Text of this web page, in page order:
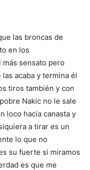
las broncas de
en los
sensato pero
acaba y termina él
tiros también y con
Nakic no le sale
loco hacia canasta y
a tirar es un
lo que no
su fuerte si miramos
es que me